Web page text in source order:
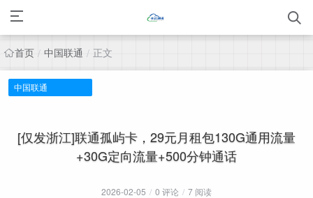
首页 / 中国联通 / 正文
中国联通
[仅发浙江]联通孤屿卡，29元月租包130G通用流量
+30G定向流量+500分钟通话
2026-02-05 / 0 评论 / 7 阅读